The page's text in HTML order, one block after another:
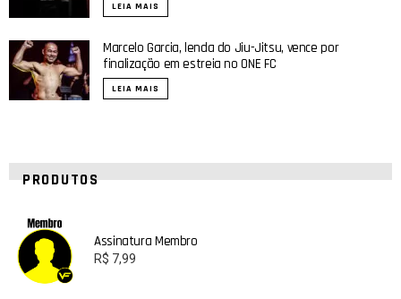
LEIA MAIS
Marcelo Garcia, lenda do Jiu-Jitsu, vence por
finalização em estreia no ONE FC
LEIA MAIS
PRODUTOS
Assinatura Membro
R$ 7,99